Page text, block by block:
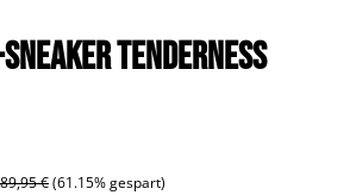
Sneaker Tenderness
Regulärer Preis:
89,95 €(61.15% gespart)